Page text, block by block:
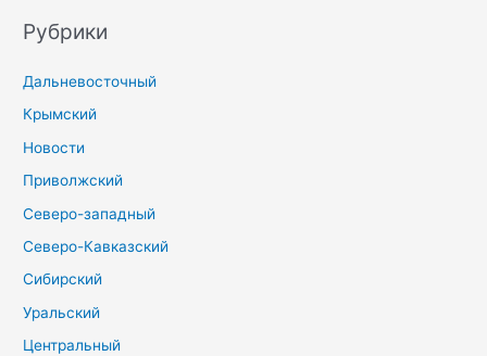
Рубрики
Дальневосточный
Крымский
Новости
Приволжский
Северо-западный
Северо-Кавказский
Сибирский
Уральский
Центральный